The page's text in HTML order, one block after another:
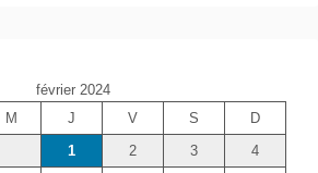
février 2024
M J V S
D
1
2 3
4